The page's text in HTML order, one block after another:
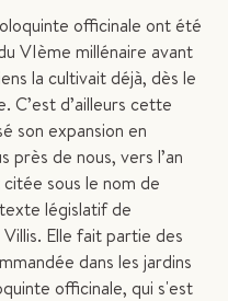
officinale ont été
VIème millénaire avant
la cultivait déjà, dès le
C’est d’ailleurs cette
son expansion en
de nous, vers l’an
sous le nom de
législatif de
Elle fait partie des
dans les jardins
officinale, qui s'est